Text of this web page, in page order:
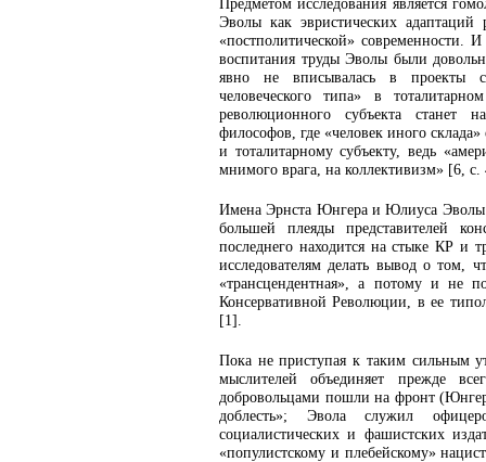
Предметом исследования является
Эволы как эвристических
«постполитической» современности.
воспитания труды Эволы были
явно не вписывалась в проекты
человеческого типа» в
революционного субъекта станет
философов, где «человек иного
и тоталитарному субъекту, ведь
мнимого врага, на коллективизм» [6, с.
Имена Эрнста Юнгера и Юлиуса Эволы
большей плеяды представителей
последнего находится на стыке КР и
исследователям делать вывод о том,
«трансцендентная», а потому и не
Консервативной Революции, в ее
[1].
Пока не приступая к таким сильным
мыслителей объединяет прежде
добровольцами пошли на фронт
доблесть»; Эвола служил
социалистических и фашистских
«популистскому и плебейскому»